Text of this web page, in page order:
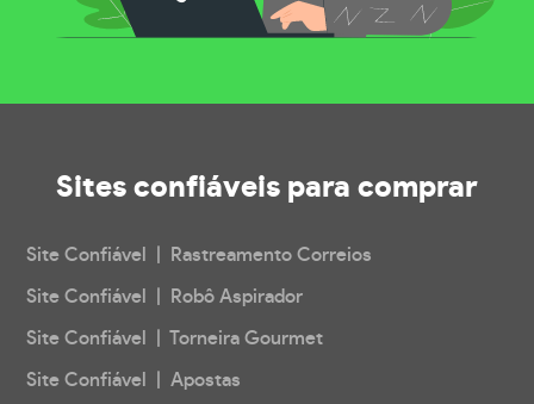
Sites confiáveis para comprar
Site Confiável | Rastreamento Correios
Site Confiável | Robô Aspirador
Site Confiável | Torneira Gourmet
Site Confiável | Apostas